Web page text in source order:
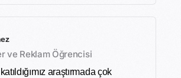
ve Reklam Öğrencisi
araştırmada çok